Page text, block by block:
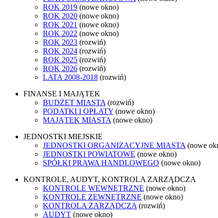
ROK 2019 (nowe okno)
ROK 2020 (nowe okno)
ROK 2021 (nowe okno)
ROK 2022 (nowe okno)
ROK 2023 (rozwiń)
ROK 2024 (rozwiń)
ROK 2025 (rozwiń)
ROK 2026 (rozwiń)
LATA 2008-2018 (rozwiń)
FINANSE I MAJĄTEK
BUDŻET MIASTA (rozwiń)
PODATKI I OPŁATY (nowe okno)
MAJĄTEK MIASTA (nowe okno)
JEDNOSTKI MIEJSKIE
JEDNOSTKI ORGANIZACYJNE MIASTA (nowe
JEDNOSTKI POWIATOWE (nowe okno)
SPÓŁKI PRAWA HANDLOWEGO (nowe okno)
KONTROLE, AUDYT, KONTROLA ZARZĄDCZA
KONTROLE WEWNĘTRZNE (nowe okno)
KONTROLE ZEWNĘTRZNE (nowe okno)
KONTROLA ZARZĄDCZA (rozwiń)
AUDYT (nowe okno)